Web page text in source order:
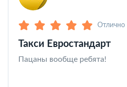
Отлично
Такси Евростандарт
Пацаны вообще ребята!